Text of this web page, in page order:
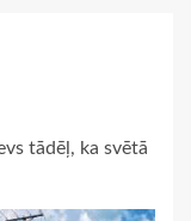
tādēļ, ka svētā